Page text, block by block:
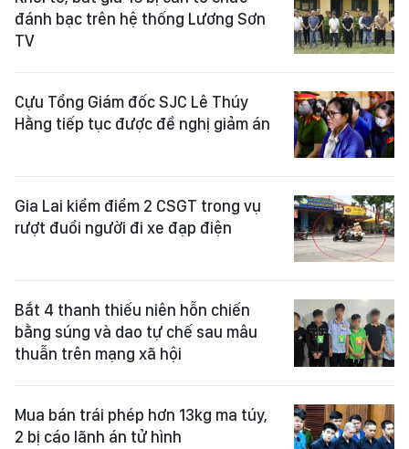
đánh bạc trên hệ thống Lương Sơn
TV
Cựu Tổng Giám đốc SJC Lê Thúy
Hằng tiếp tục được đề nghị giảm án
Gia Lai kiểm điểm 2 CSGT trong vụ
rượt đuổi người đi xe đạp điện
Bắt 4 thanh thiếu niên hỗn chiến
bằng súng và dao tự chế sau mâu
thuẫn trên mạng xã hội
Mua bán trái phép hơn 13kg ma túy,
2 bị cáo lãnh án tử hình